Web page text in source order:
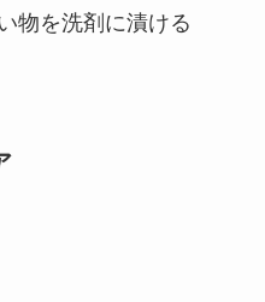
物を洗剤に漬ける